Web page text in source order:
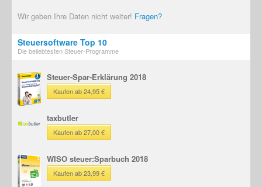
Wir geben Ihre Daten nicht weiter! Fragen?
Steuersoftware Top 10
Die beliebtesten Steuer-Programme
Steuer-Spar-Erklärung 2018
Kaufen ab 24,95 €
taxbutler
Kaufen ab 27,00 €
WISO steuer:Sparbuch 2018
Kaufen ab 23,99 €